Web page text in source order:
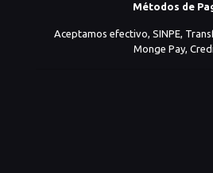
Métodos de
Aceptamos efectivo, SINPE,
Monge Pay,